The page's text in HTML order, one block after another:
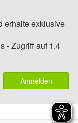
erhalte exklusive
- Zugriff auf 1,4
Anmelden